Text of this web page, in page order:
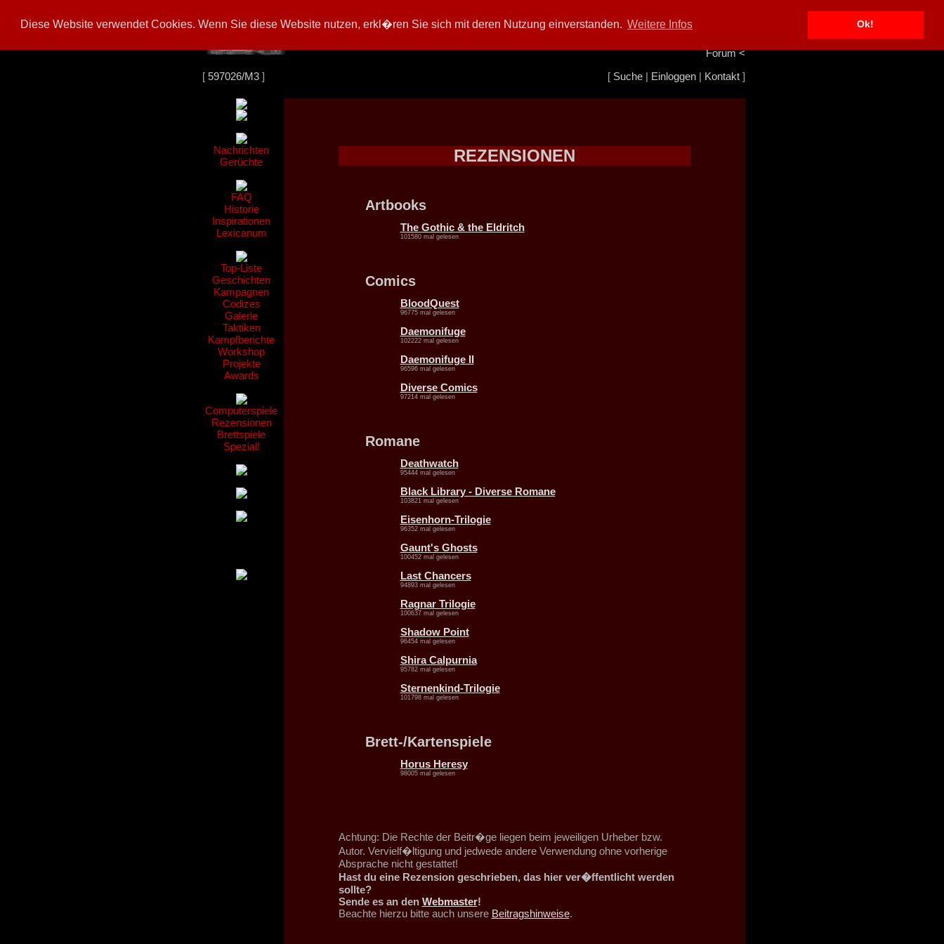
Diese Website verwendet Cookies. Wenn Sie diese Website nutzen, erkl�ren Sie sich mit deren Nutzung einverstanden. Weitere Infos Ok!
Info/Impressum
Forum<
[ 597026/M3] [ Suche| Einloggen| Kontakt]
Nachrichten
Gerüchte
FAQ
Historie
Inspirationen
Lexicanum
Top-Liste
Geschichten
Kampagnen
Codizes
Galerie
Taktiken
Kampfberichte
Workshop
Projekte
Awards
Computerspiele
Rezensionen
Brettspiele
Spezial!
REZENSIONEN
Artbooks
The Gothic & the Eldritch
101580 mal gelesen
Comics
BloodQuest
96775 mal gelesen
Daemonifuge
102222 mal gelesen
Daemonifuge II
96596 mal gelesen
Diverse Comics
97214 mal gelesen
Romane
Deathwatch
95444 mal gelesen
Black Library - Diverse Romane
103821 mal gelesen
Eisenhorn-Trilogie
96352 mal gelesen
Gaunt's Ghosts
100452 mal gelesen
Last Chancers
94893 mal gelesen
Ragnar Trilogie
100637 mal gelesen
Shadow Point
96454 mal gelesen
Shira Calpurnia
95782 mal gelesen
Sternenkind-Trilogie
101798 mal gelesen
Brett-/Kartenspiele
Horus Heresy
98005 mal gelesen
Achtung: Die Rechte der Beitr�ge liegen beim jeweiligen Urheber bzw.
Autor. Vervielf�ltigung und jedwede andere Verwendung ohne vorherige
Absprache nicht gestattet!
Hast du eine Rezension geschrieben, das hier ver�ffentlicht werden
sollte?
Sende es an den Webmaster!
Beachte hierzu bitte auch unsere Beitragshinweise.